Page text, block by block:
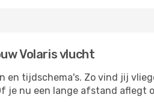
Volaris vlucht
en tijdschema's. Zo vind jij
je nu een lange afstand